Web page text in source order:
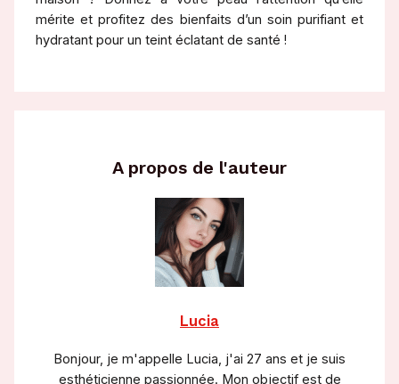
mérite et profitez des bienfaits d’un soin purifiant et
hydratant pour un teint éclatant de santé !
A propos de l'auteur
Lucia
Bonjour, je m'appelle Lucia, j'ai 27 ans et je suis
esthéticienne passionnée. Mon objectif est de